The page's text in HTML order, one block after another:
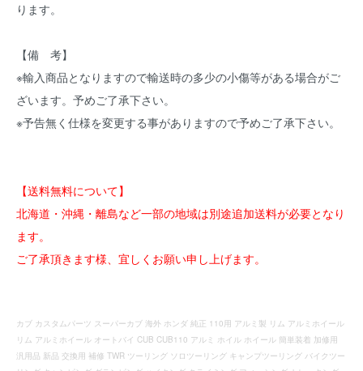
ります。
【備 考】
※輸入商品となりますので輸送時の多少の小傷等がある場合がご
ざいます。予めご了承下さい。
※予告無く仕様を変更する事がありますので予めご了承下さい。
【送料無料について】
北海道・沖縄・離島など一部の地域は別途追加送料が必要となり
ます。
ご了承頂きます様、宜しくお願い申し上げます。
カブ カスタムパーツ スーパーカブ 海外 ホンダ 純正 110用 アルミ製 リム アルミホイール
リム アルミホイール オートバイ CUB CUB110 アルミ ホイル ホイール 簡単装着 加修用
汎用品 新品 交換用 補修 TWR ツーリング ソロツーリング キャンプツーリング バイクツー